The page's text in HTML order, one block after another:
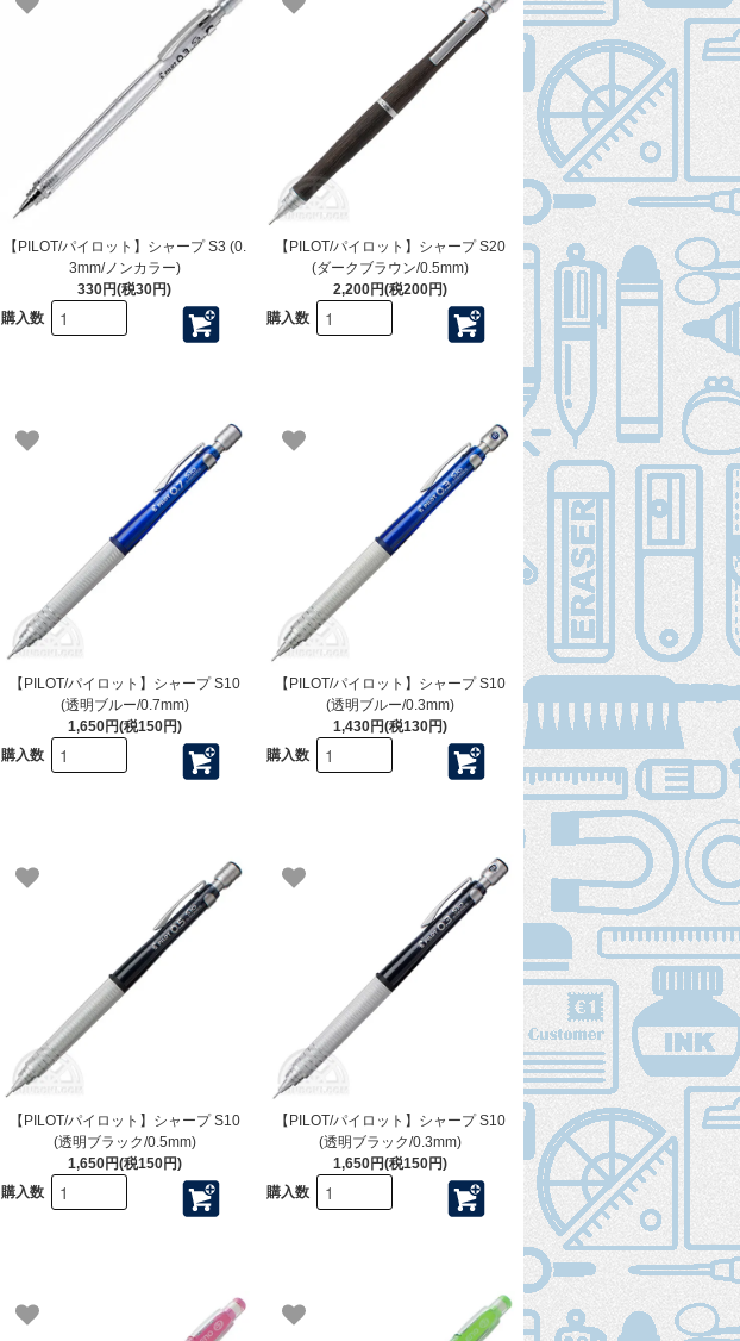
【PILOT/パイロット】シャープ S3 (0.
3mm/ノンカラー)
330円(税30円)
購入数
【PILOT/パイロット】シャープ S20
(ダークブラウン/0.5mm)
2,200円(税200円)
購入数
【PILOT/パイロット】シャープ S10
(透明ブルー/0.7mm)
1,650円(税150円)
購入数
【PILOT/パイロット】シャープ S10
(透明ブルー/0.3mm)
1,430円(税130円)
購入数
【PILOT/パイロット】シャープ S10
(透明ブラック/0.5mm)
1,650円(税150円)
購入数
【PILOT/パイロット】シャープ S10
(透明ブラック/0.3mm)
1,650円(税150円)
購入数